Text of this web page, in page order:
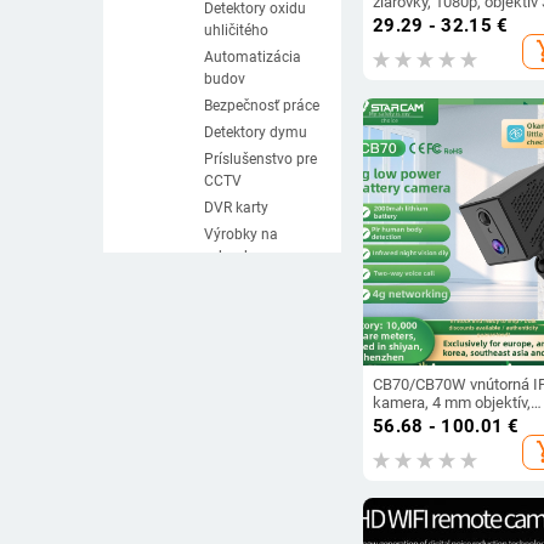
Detektory oxidu
uhličitého
Automatizácia
budov
Bezpečnosť práce
Detektory dymu
Príslušenstvo pre
CCTV
DVR karty
Výrobky na
sebaobranu
mm, nočná IR vízia do 20
napájanie 110-240V
29.29 - 32.15 €
CB70/CB70W vnútorná
kamera, 4 mm objektív,
minimálne osvetlenie 1
IR dosah 5 m, napájanie
prevádzková teplota -10
56.68 - 100.01 €